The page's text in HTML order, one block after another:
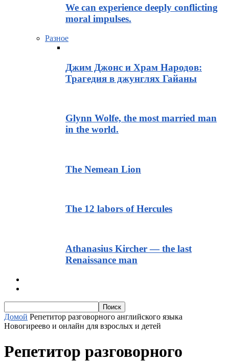
We can experience deeply conflicting
moral impulses.
Разное
Джим Джонс и Храм Народов:
Трагедия в джунглях Гайаны
Glynn Wolfe, the most married man
in the world.
The Nemean Lion
The 12 labors of Hercules
Athanasius Kircher — the last
Renaissance man
Домой Репетитор разговорного английского языка
Новогиреево и онлайн для взрослых и детей
Репетитор разговорного